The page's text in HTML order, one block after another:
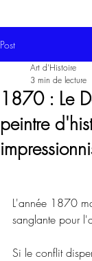
Post
1870 : Le
peintre
Art d'Histoire
3 min de lecture
L'année 1870
sanglante pour
Si le conflit